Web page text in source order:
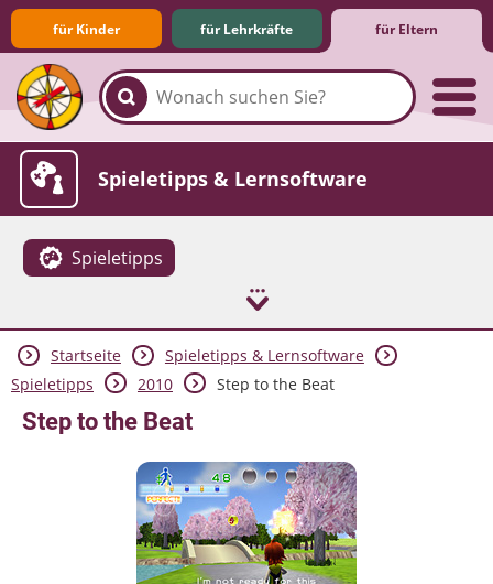
für Kinder für Lehrkräfte für Eltern
Familie & Medien
Spieletipps & Lernsoftware
Spieletipps
Die Jüngsten im Netz
Lexikon
Aktuelles
Startseite
Spieletipps & Lernsoftware
Spieletipps
2010 Step to the Beat
Step to the Beat